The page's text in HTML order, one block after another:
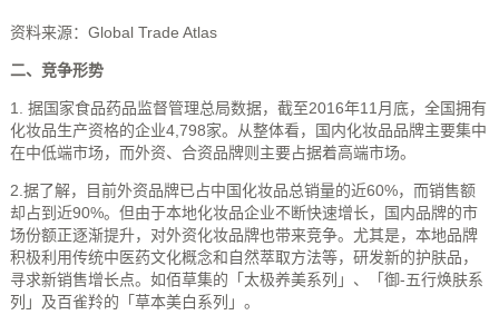
资料来源：Global Trade Atlas
二、竞争形势
1. 据国家食品药品监督管理总局数据，截至2016年11月底，全国拥有
化妆品生产资格的企业4,798家。从整体看，国内化妆品品牌主要集中
在中低端市场，而外资、合资品牌则主要占据着高端市场。
2.据了解，目前外资品牌已占中国化妆品总销量的近60%，而销售额
却占到近90%。但由于本地化妆品企业不断快速增长，国内品牌的市
场份额正逐渐提升，对外资化妆品牌也带来竞争。尤其是，本地品牌
积极利用传统中医药文化概念和自然萃取方法等，研发新的护肤品，
寻求新销售增长点。如佰草集的「太极养美系列」、「御-五行焕肤系
列」及百雀羚的「草本美白系列」。